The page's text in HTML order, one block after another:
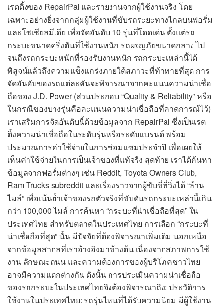
เรตติ้งของ RepairPal และรายงานจากผู้ใช้งานจริง โดย
เฉพาะอย่างยิ่งจากกลุ่มผู้ใช้งานที่ขับรถระยะทางไกลบนฟอรั่ม
และโซเชียลมีเดีย เพื่อจัดอันดับ 10 รุ่นที่โดดเด่น ตั้งแต่รถ
กระบะขนาดครึ่งตันที่ใช้งานหนัก รถผจญภัยขนาดกลาง ไป
จนถึงรถกระบะหนักที่รองรับงานหนัก รถกระบะเหล่านี้ได้
พิสูจน์แล้วถึงความแข็งแกร่งภายใต้สภาวะที่ท้าทายที่สุด การ
จัดอันดับของรถแต่ละคันจะพิจารณาจากคะแนนความน่าเชื่อ
ถือของ J.D. Power (ส่วนประกอบ “Quality & Reliability” หรือ
ในกรณีของบางรุ่นคือคะแนนความน่าเชื่อถือที่คาดการณ์ไว้)
เราเสริมการจัดอันดับนี้ด้วยข้อมูลจาก RepairPal ซึ่งเป็นเรต
ติ้งความน่าเชื่อถือในระดับรุ่นหรือระดับแบรนด์ พร้อม
ประมาณการค่าใช้จ่ายในการซ่อมแซมประจำปี เพื่อเผยให้
เห็นค่าใช้จ่ายในการเป็นเจ้าของที่แท้จริง สุดท้าย เราได้ค้นหา
ข้อมูลจากฟอรั่มต่างๆ เช่น Reddit, Toyota Owners Club,
Ram Trucks subreddit และเรื่องราวจากผู้ขับขี่ที่วิ่งได้ “ล้าน
ไมล์” เพื่อเน้นย้ำเจ้าของรถตัวจริงที่ขับดันรถกระบะเหล่านี้เกิน
กว่า 100,000 ไมล์ การค้นหา “กระบะที่น่าเชื่อถือที่สุด” ใน
ประเทศไทย สำหรับตลาดในประเทศไทย การเลือก “กระบะที่
น่าเชื่อถือที่สุด” นั้น มีปัจจัยที่ต้องพิจารณาเพิ่มเติม นอกเหนือ
จากข้อมูลสากลที่เราอ้างอิงมาข้างต้น เนื่องจากสภาพการใช้
งาน ลักษณะถนน และความต้องการของผู้บริโภคชาวไทย
อาจมีความแตกต่างกัน ดังนั้น การประเมินความน่าเชื่อถือ
ของรถกระบะในประเทศไทยจึงต้องพิจารณาถึง: ประวัติการ
ใช้งานในประเทศไทย: รถรุ่นไหนที่ได้รับความนิยม มีผู้ใช้งาน